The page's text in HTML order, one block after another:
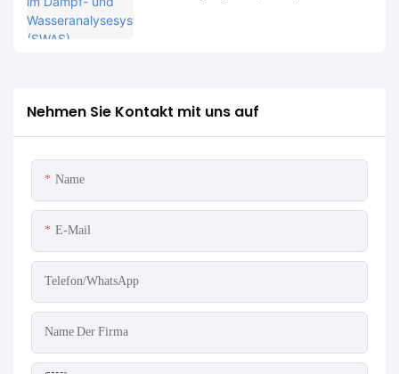
Nehmen Sie Kontakt mit uns auf
Name
E-Mail
Telefon/WhatsApp
Name Der Firma